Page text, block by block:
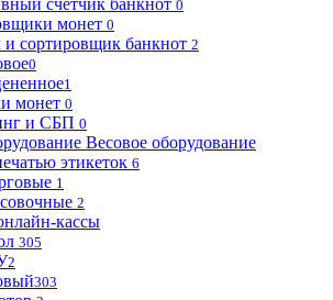
счетчик банкнот 0
монет 0
и сортировщик банкнот 2
0
1
монет 0
и СБП 0
Весовое оборудование
этикеток 6
1
2
кассы
305
2
303